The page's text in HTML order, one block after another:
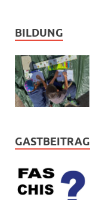
BILDUNG
GASTBEITRAG